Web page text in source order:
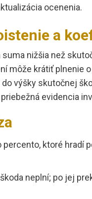
ocenenia.
a
suma nižšia než
môže krátiť plnenie o
výšky skutočnej
evidencia
percento, ktoré hradí
neplní; po jej